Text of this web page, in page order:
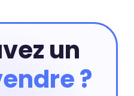
sous 48H) et
un
?